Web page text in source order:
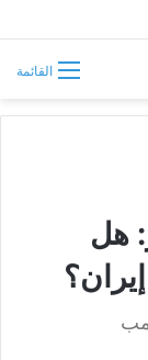
القائمة
هل